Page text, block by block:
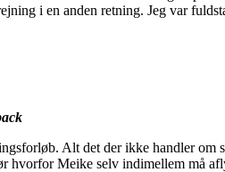
i en anden retning. Jeg var
Alt det der ikke handler om
Meike selv indimellem må